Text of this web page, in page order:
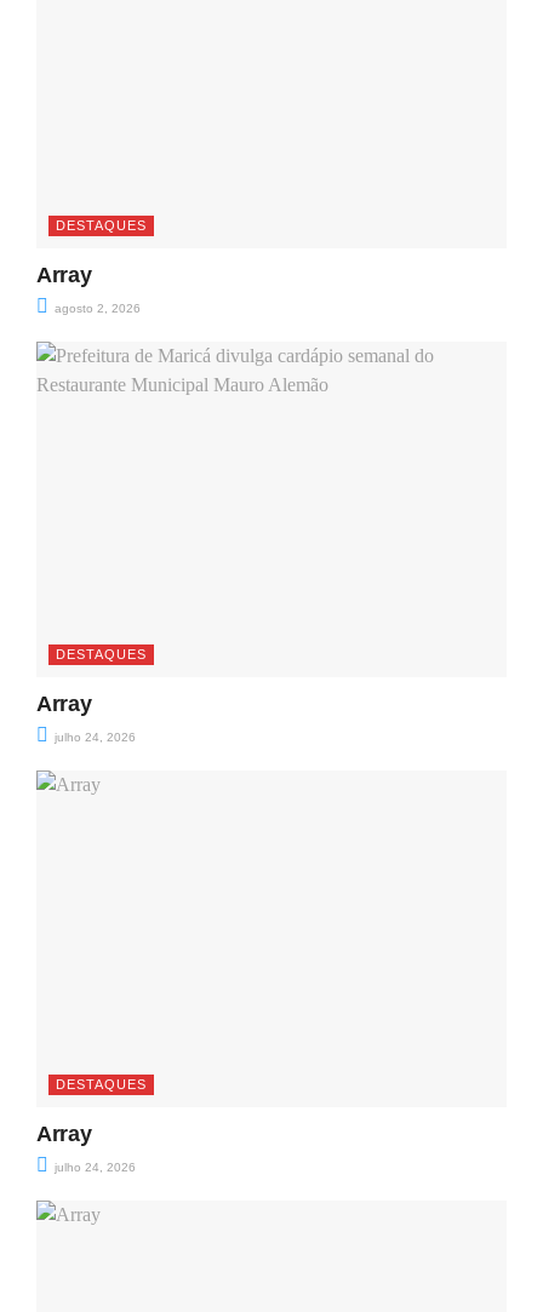
DESTAQUES
Array
agosto 2, 2026
DESTAQUES
Array
julho 24, 2026
DESTAQUES
Array
julho 24, 2026